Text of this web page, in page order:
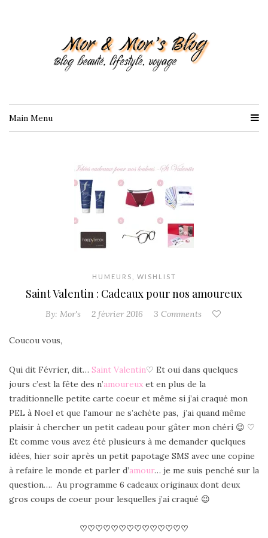
Main Menu
HUMEURS WISHLIST
Saint Valentin : Cadeaux pour nos amoureux
By: Mor's 2 février 2016 3 Comments
Coucou vous,
Qui dit Février, dit… Saint Valentin♡ Et oui dans quelques
jours c’est la fête des n’amoureux et en plus de la
traditionnelle petite carte coeur et même si j’ai craqué mon
PEL à Noel et que l’amour ne s’achète pas, j’ai quand même
plaisir à chercher un petit cadeau pour gâter mon chéri 😉 ♡
Et comme vous avez été plusieurs à me demander quelques
idées, hier soir après un petit papotage SMS avec une copine
à refaire le monde et parler d’amour… je me suis penché sur la
question…. Au programme 6 cadeaux originaux dont deux
gros coups de coeur pour lesquelles j’ai craqué 😉
♡♡♡♡♡♡♡♡♡♡♡♡♡♡